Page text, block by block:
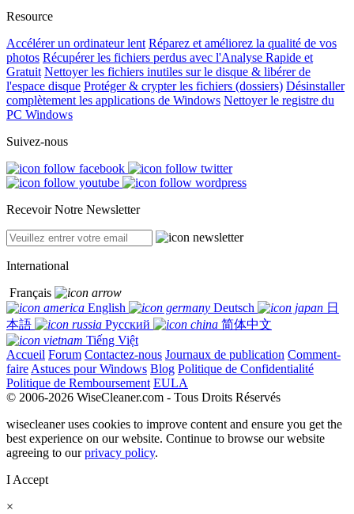
Resource
Accélérer un ordinateur lent Réparez et améliorez la qualité de vos
photos Récupérer les fichiers perdus avec l'Analyse Rapide et
Gratuit Nettoyer les fichiers inutiles sur le disque & libérer de
l'espace disque Protéger & crypter les fichiers (dossiers) Désinstaller
complètement les applications de Windows Nettoyer le registre du
PC Windows
Suivez-nous
Recevoir Notre Newsletter
International
Français
English
Deutsch
日
本語
Русский
简体中文
Tiếng Việt
Accueil Forum Contactez-nous Journaux de publication Comment-
faire Astuces pour Windows Blog Politique de Confidentialité
Politique de Remboursement EULA
© 2006-2026 WiseCleaner.com - Tous Droits Réservés
wisecleaner uses cookies to improve content and ensure you get the
best experience on our website. Continue to browse our website
agreeing to ourprivacy policy.
I Accept
×